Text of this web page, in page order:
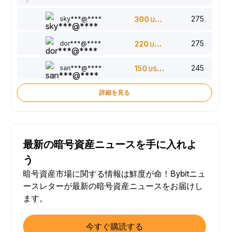
sky***@**** 300 USDT 275
dor***@**** 220 USDT 275
san***@**** 150 USDT 245
詳細を見る
最新の暗号資産ニュースを手に入れよ
う
暗号資産市場に関する情報は鮮度が命！Bybitニュ
ースレターが最新の暗号資産ニュースをお届けし
ます。
今すぐ購読する